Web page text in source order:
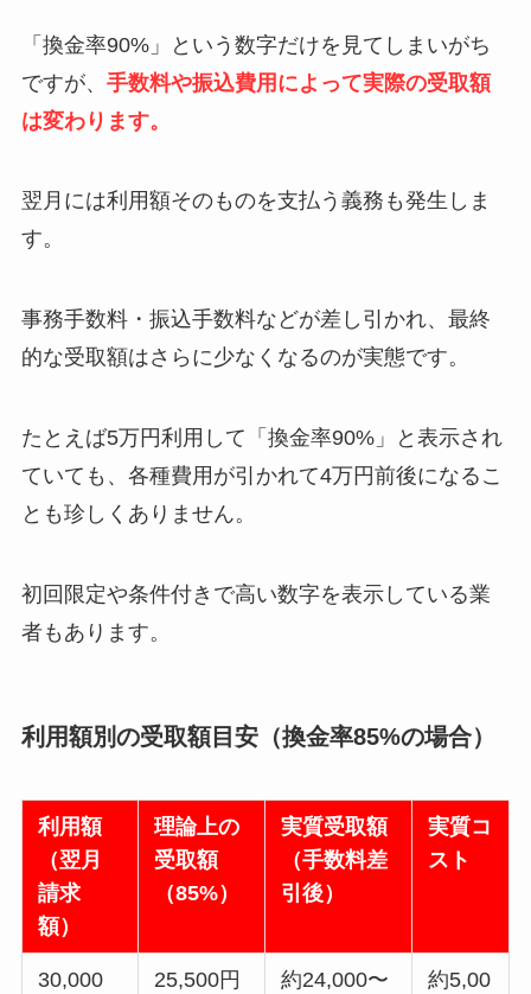
「換金率90%」という数字だけを見てしまいがち
ですが、 手数料や振込費用によって実際の受取額
は変わります。
翌月には利用額そのものを支払う義務も発生しま
す。
事務手数料・振込手数料などが差し引かれ、最終
的な受取額はさらに少なくなるのが実態です。
たとえば5万円利用して「換金率90%」と表示され
ていても、各種費用が引かれて4万円前後になるこ
とも珍しくありません。
初回限定や条件付きで高い数字を表示している業
者もあります。
利用額別の受取額目安（換金率85%の場合）
利用額
（翌月
請求
額）
理論上の
受取額
（85%）
実質受取額
（手数料差
引後）
実質コ
スト
30,000
25,500円
約24,000〜
約5,00